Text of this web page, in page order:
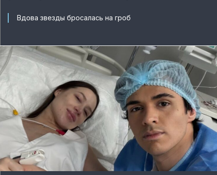
Вдова звезды бросалась на гроб